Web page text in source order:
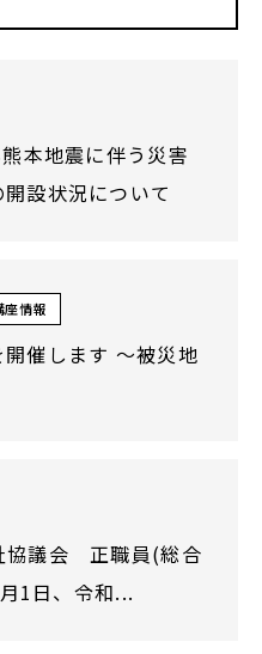
本地震に伴う災害
設状況について
座情報
催します ～被災地
協議会 正職員(総合
1日、令和...